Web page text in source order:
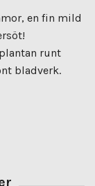
en fin mild
runt
bladverk.